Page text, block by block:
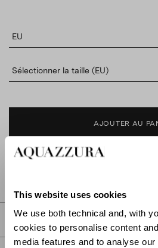
This website uses cookies
We use both technical and, with
cookies to personalise content
media features and to analyse
EU
Sélectionner la taille (EU)
AJOUTER
DESCRIPTION